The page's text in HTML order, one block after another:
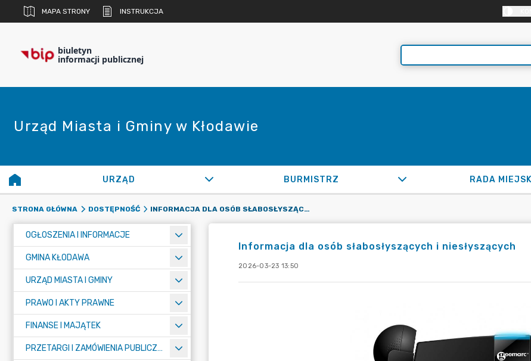
MAPA STRONY INSTRUKCJA
biuletyn
informacji publicznej
Urząd Miasta i Gminy w Kłodawie
URZĄD BURMISTRZ RADA
STRONA GŁÓWNA DOSTĘPNOŚĆ INFORMACJA DLA OSÓB SŁABOSŁYSZĄCYCH I NIESŁYSZĄCYCH
OGŁOSZENIA I INFORMACJE
GMINA KŁODAWA
URZĄD MIASTA I GMINY
PRAWO I AKTY PRAWNE
FINANSE I MAJĄTEK
PRZETARGI I ZAMÓWIENIA PUBLICZNE
Informacja dla osób słabosłyszących i niesłyszących
2026-03-23 13:50